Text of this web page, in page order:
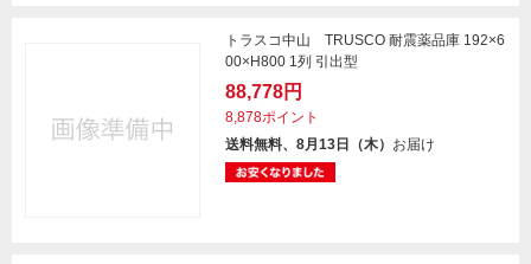
トラスコ中山 TRUSCO 耐震薬品庫 192×6
00×H800 1列 引出型
88,778円
8,878ポイント
送料無料、8月13日（木） お届け